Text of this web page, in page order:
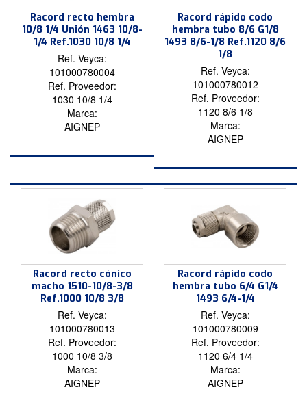
Racord recto hembra
10/8 1/4 Unión 1463 10/8-
1/4 Ref.1030 10/8 1/4
Ref. Veyca:
101000780004
Ref. Proveedor:
1030 10/8 1/4
Marca:
AIGNEP
Racord rápido codo
hembra tubo 8/6 G1/8
1493 8/6-1/8 Ref.1120 8/6
1/8
Ref. Veyca:
101000780012
Ref. Proveedor:
1120 8/6 1/8
Marca:
AIGNEP
Racord recto cónico
macho 1510-10/8-3/8
Ref.1000 10/8 3/8
Ref. Veyca:
101000780013
Ref. Proveedor:
1000 10/8 3/8
Marca:
AIGNEP
Racord rápido codo
hembra tubo 6/4 G1/4
1493 6/4-1/4
Ref. Veyca:
101000780009
Ref. Proveedor:
1120 6/4 1/4
Marca:
AIGNEP